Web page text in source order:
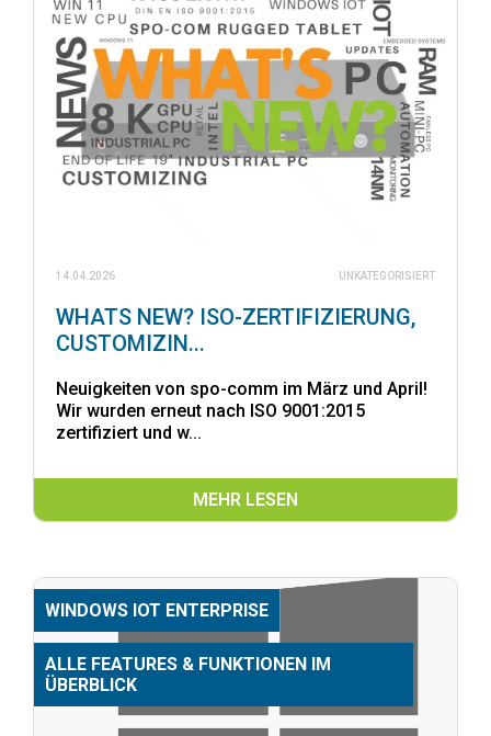
14.04.2026 UNKATEGORISIERT
WHATS NEW? ISO-ZERTIFIZIERUNG,
CUSTOMIZIN...
Neuigkeiten von spo-comm im März und April!
Wir wurden erneut nach ISO 9001:2015
zertifiziert und w...
MEHR LESEN
WINDOWS IOT ENTERPRISE
ALLE FEATURES & FUNKTIONEN IM
ÜBERBLICK